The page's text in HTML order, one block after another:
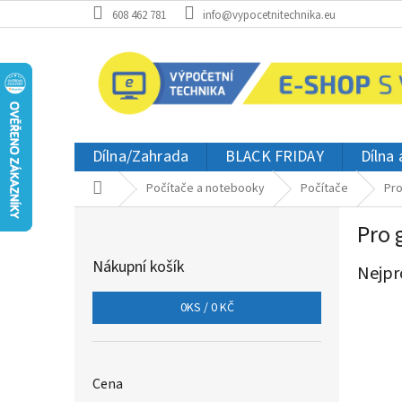
na
608 462 781 info@vypocetnitechnika.eu
Dílna/Zahrada BLACK FRIDAY Dílna
Domů Počítače a notebooky Počítače
Nákupní košík
0KS /0 KČ
Cena
Pro